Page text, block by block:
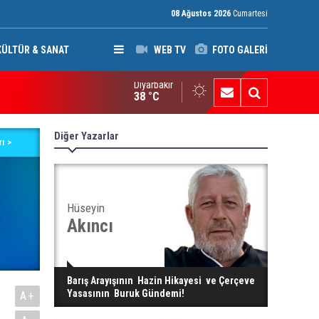
08 Ağustos 2026 Cumartesi
WEB TV FOTO GALERİ
& SANAT
Suudi Arabistan ve Pakistan’dan savunma anlaşması: Bir
Diyarbakır
38 °C
>
A+
Diğer Yazarlar
Hüseyin
Akıncı
Barış Arayışının Hazin Hikayesi ve Çerçeve
Yasasının Buruk Gündemi!